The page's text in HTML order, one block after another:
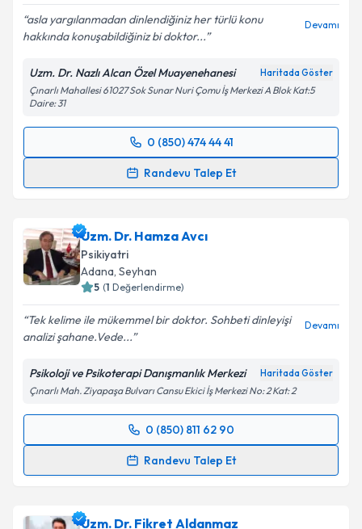
Kişisel verilerimin işlenmesine ilişkin
Metni'ni okudum ve kişisel verilerimin belirtilen
kapsamda işlenmesini kabul ediyorum.
Takvim Talebini Gönder
asla yargılanmadan dinlendiğiniz her türlü konu
hakkında konuşabildiğiniz bi doktor...
Devamı
Uzm. Dr. Nazlı Alcan Özel Muayenehanesi Haritada Göster
Çınarlı Mahallesi 61027 Sok Sunar Nuri Çomu İş Merkezi A Blok Kat:5
Daire: 31
0 (850) 474 44 41
Randevu Talep Et
Randevu Takvimi Talebi
takvim hazırlandığında e-posta ile bilgilendireceğiz.
E-posta Adresiniz
kapsamda işlenmesini kabul ediyorum.
Takvim Talebini Gönder
Uzm. Dr. Hamza Avcı
Psikiyatri
Adana, Seyhan
5 (1 Değerlendirme)
Tek kelime ile mükemmel bir doktor. Sohbeti dinleyişi
analizi şahane.Vede...
Devamı
Psikoloji ve Psikoterapi Danışmanlık Merkezi Haritada Göster
Çınarlı Mah. Ziyapaşa Bulvarı Cansu Ekici İş Merkezi No: 2 Kat: 2
0 (850) 811 62 90
Randevu Talep Et
Randevu Takvimi Talebi
takvim hazırlandığında e-posta ile bilgilendireceğiz.
Uzm. Dr. Fikret Aldanmaz